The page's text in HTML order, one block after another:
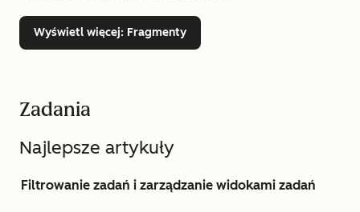
Wyświetl więcej: Fragmenty
Zadania
Najlepsze artykuły
Filtrowanie zadań i zarządzanie widokami zadań